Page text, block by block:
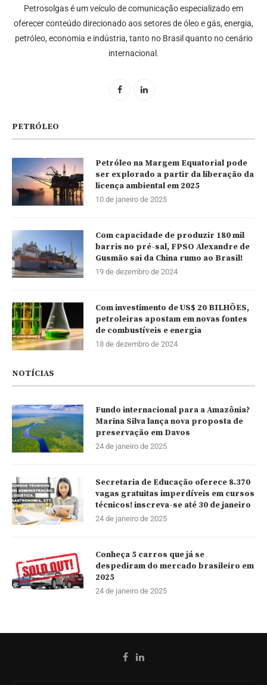
Petrosolgas é um veículo de comunicação especializado em
oferecer conteúdo direcionado aos setores de óleo e gás, energia,
petróleo, economia e indústria, tanto no Brasil quanto no cenário
internacional.
PETRÓLEO
Petróleo na Margem Equatorial pode
ser explorado a partir da liberação da
licença ambiental em 2025
10 de janeiro de 2025
Com capacidade de produzir 180 mil
barris no pré-sal, FPSO Alexandre de
Gusmão sai da China rumo ao Brasil!
19 de dezembro de 2024
Com investimento de US$ 20 BILHÕES,
petroleiras apostam em novas fontes
de combustíveis e energia
18 de dezembro de 2024
NOTÍCIAS
Fundo internacional para a Amazônia?
Marina Silva lança nova proposta de
preservação em Davos
24 de janeiro de 2025
Secretaria de Educação oferece 8.370
vagas gratuitas imperdíveis em cursos
técnicos! inscreva-se até 30 de janeiro
24 de janeiro de 2025
Conheça 5 carros que já se
despediram do mercado brasileiro em
2025
24 de janeiro de 2025